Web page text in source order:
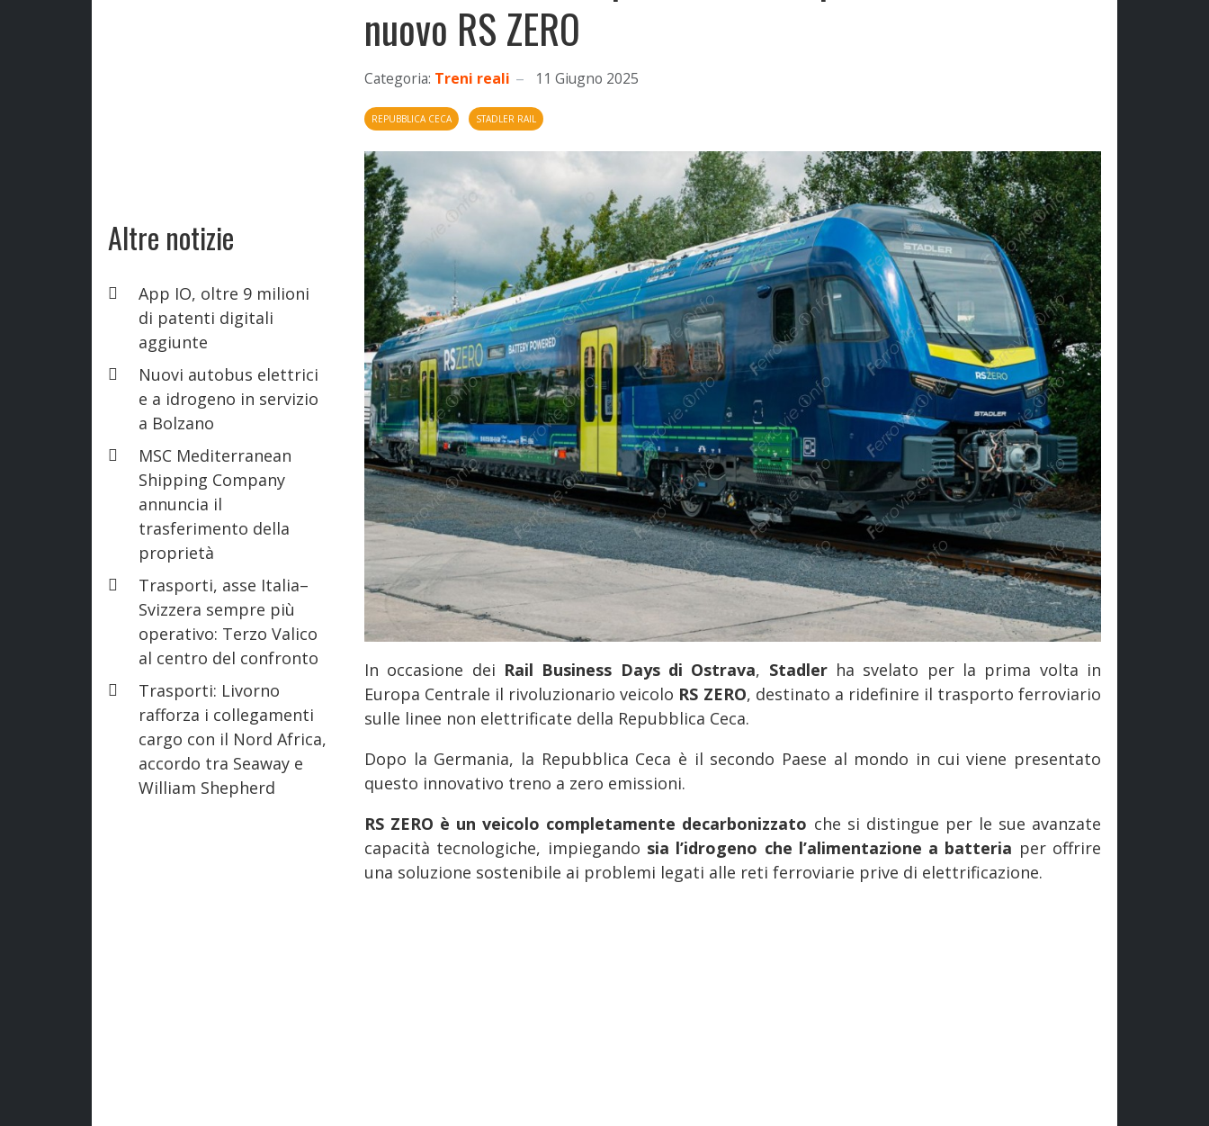
Altre notizie
App IO, oltre 9 milioni
di patenti digitali
aggiunte
Nuovi autobus elettrici
e a idrogeno in servizio
a Bolzano
MSC Mediterranean
Shipping Company
annuncia il
trasferimento della
proprietà
Trasporti, asse Italia–
Svizzera sempre più
operativo: Terzo Valico
al centro del confronto
Trasporti: Livorno
rafforza i collegamenti
cargo con il Nord Africa,
accordo tra Seaway e
William Shepherd
nuovo RS ZERO
Categoria: Treni reali 11 Giugno 2025
REPUBBLICA CECA STADLER RAIL
In occasione dei Rail Business Days di Ostrava, Stadler ha svelato per la prima volta in
Europa Centrale il rivoluzionario veicolo RS ZERO, destinato a ridefinire il trasporto ferroviario
sulle linee non elettrificate della Repubblica Ceca.
Dopo la Germania, la Repubblica Ceca è il secondo Paese al mondo in cui viene presentato
questo innovativo treno a zero emissioni.
RS ZERO è un veicolo completamente decarbonizzato che si distingue per le sue avanzate
capacità tecnologiche, impiegando sia l’idrogeno che l’alimentazione a batteria per offrire
una soluzione sostenibile ai problemi legati alle reti ferroviarie prive di elettrificazione.